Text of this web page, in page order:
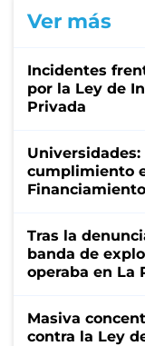
Ver más
Incidentes
por la Ley de
Privada
cumplimiento
Financiamiento
Tras la
banda de
operaba en La
Masiva
contra la Ley